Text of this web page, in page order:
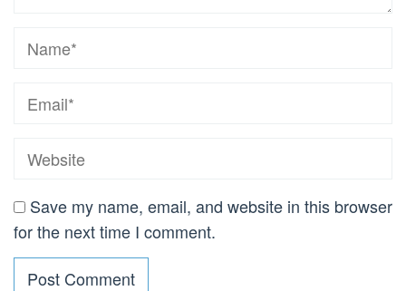
Save my name, email, and website in this browser
for the next time I comment.